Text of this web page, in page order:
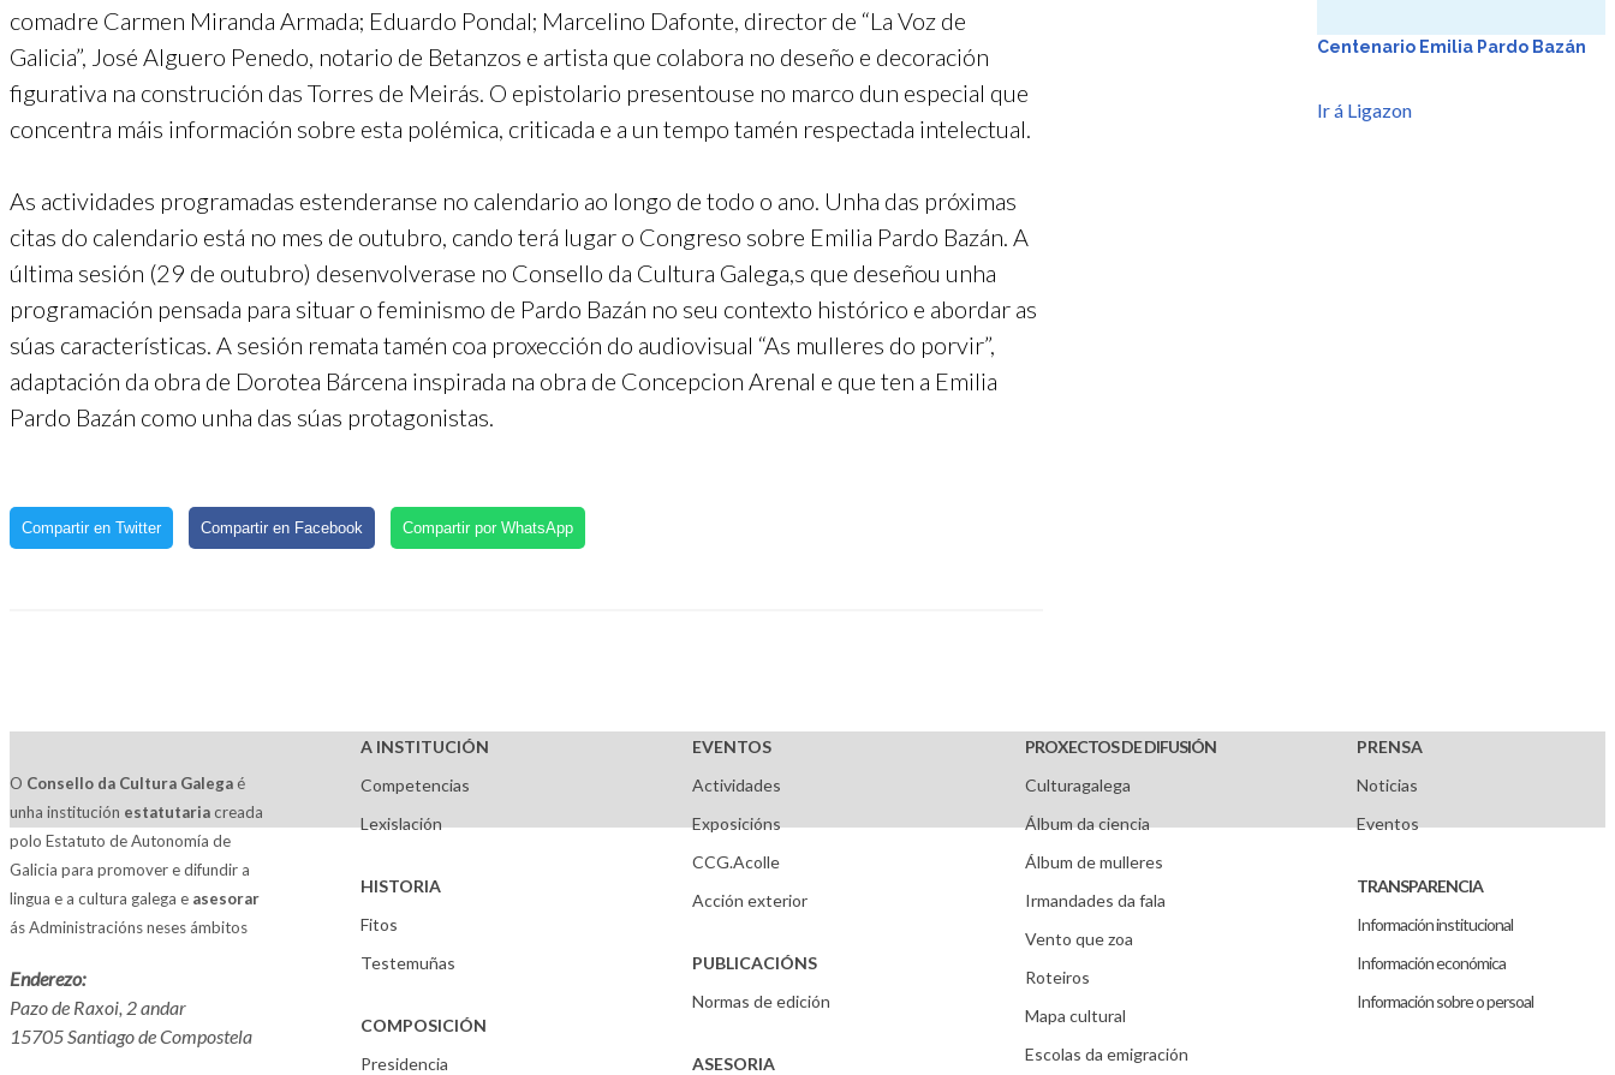
comadre Carmen Miranda Armada; Eduardo Pondal; Marcelino Dafonte, director de “La Voz de
Galicia”, José Alguero Penedo, notario de Betanzos e artista que colabora no deseño e decoración
figurativa na construción das Torres de Meirás. O epistolario presentouse no marco dun especial que
concentra máis información sobre esta polémica, criticada e a un tempo tamén respectada intelectual.
As actividades programadas estenderanse no calendario ao longo de todo o ano. Unha das próximas
citas do calendario está no mes de outubro, cando terá lugar o Congreso sobre Emilia Pardo Bazán. A
última sesión (29 de outubro) desenvolverase no Consello da Cultura Galega,s que deseñou unha
programación pensada para situar o feminismo de Pardo Bazán no seu contexto histórico e abordar as
súas características. A sesión remata tamén coa proxección do audiovisual “As mulleres do porvir”,
adaptación da obra de Dorotea Bárcena inspirada na obra de Concepcion Arenal e que ten a Emilia
Pardo Bazán como unha das súas protagonistas.
Compartir en Twitter Compartir en Facebook Compartir por WhatsApp
Centenario Emilia Pardo Bazán
Ir á Ligazon
O Consello da Cultura Galega é
unha institución estatutariacreada
polo Estatuto de Autonomía de
Galicia para promover e difundir a
lingua e a cultura galega e asesorar
ás Administracións neses ámbitos
Enderezo:
Pazo de Raxoi, 2 andar
15705 Santiago de Compostela
A INSTITUCIÓN
Competencias
Lexislación
HISTORIA
Fitos
Testemuñas
COMPOSICIÓN
Presidencia
EVENTOS
Actividades
Exposicións
CCG.Acolle
Acción exterior
PUBLICACIÓNS
Normas de edición
ASESORIA
PROXECTOS DE DIFUSIÓN
Culturagalega
Álbum da ciencia
Álbum de mulleres
Irmandades da fala
Vento que zoa
Roteiros
Mapa cultural
Escolas da emigración
PRENSA
Noticias
Eventos
TRANSPARENCIA
Información institucional
Información económica
Información sobre o persoal